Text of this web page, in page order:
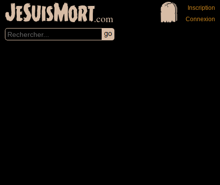
JeSuisMort.com
Inscription
Connexion